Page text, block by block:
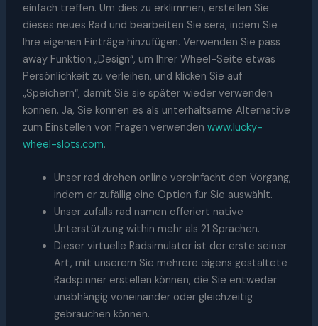
einfach treffen. Um dies zu erklimmen, erstellen Sie
dieses neues Rad und bearbeiten Sie sera, indem Sie
Ihre eigenen Einträge hinzufügen. Verwenden Sie pass
away Funktion „Design“, um Ihrer Wheel-Seite etwas
Persönlichkeit zu verleihen, und klicken Sie auf
„Speichern“, damit Sie sie später wieder verwenden
können. Ja, Sie können es als unterhaltsame Alternative
zum Einstellen von Fragen verwenden www.lucky-
wheel-slots.com.
Unser rad drehen online vereinfacht den Vorgang,
indem er zufällig eine Option für Sie auswählt.
Unser zufalls rad namen offeriert native
Unterstützung within mehr als 21 Sprachen.
Dieser virtuelle Radsimulator ist der erste seiner
Art, mit unserem Sie mehrere eigens gestaltete
Radspinner erstellen können, die Sie entweder
unabhängig voneinander oder gleichzeitig
gebrauchen können.